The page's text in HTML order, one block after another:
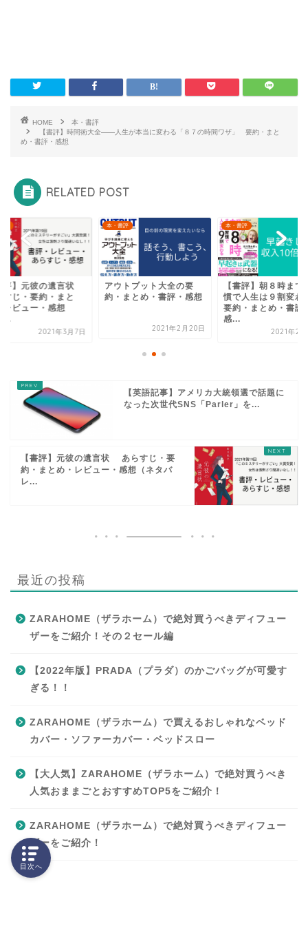
HOME
本・書評
【書評】時間術大全――人生が本当に変わる「８７の時間ワザ」 要約・まと
め・書評・感想
RELATED POST
評】元彼の遺言状
すじ・要約・まと
レビュー・感想
...
2021年3月7日
本・書評
アウトプット大全の要
約・まとめ・書評・感想
2021年2月20日
本・書評
【書評】朝８時まで
慣で人生は９割変
要約・まとめ・書評
感...
2021年2
【英語記事】アメリカ大統領選で話題に
なった次世代SNS「Parler」を...
【書評】元彼の遺言状 あらすじ・要
約・まとめ・レビュー・感想（ネタバ
レ...
最近の投稿
ZARAHOME（ザラホーム）で絶対買うべきディフュー
ザーをご紹介！その２セール編
【2022年版】PRADA（プラダ）のかごバッグが可愛す
ぎる！！
ZARAHOME（ザラホーム）で買えるおしゃれなベッド
カバー・ソファーカバー・ベッドスロー
【大人気】ZARAHOME（ザラホーム）で絶対買うべき
人気おままごとおすすめTOP5をご紹介！
ZARAHOME（ザラホーム）で絶対買うべきディフュー
ザーをご紹介！
目次へ